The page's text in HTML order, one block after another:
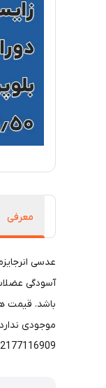
معرفی
عدسی
باشد. قیمت
02177116909 تماس حاصل